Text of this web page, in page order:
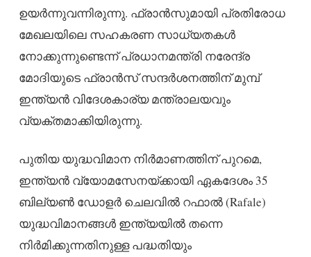
ഉയർന്നുവന്നിരുന്നു. ഫ്രാൻസുമായി പ്രതിരോധ
മേഖലയിലെ സഹകരണ സാധ്യതകൾ
നോക്കുന്നുണ്ടെന്ന് പ്രധാനമന്ത്രി നരേന്ദ്ര
മോദിയുടെ ഫ്രാൻസ് സന്ദർശനത്തിന് മുമ്പ്
ഇന്ത്യൻ വിദേശകാര്യ മന്ത്രാലയവും
വ്യക്തമാക്കിയിരുന്നു.
പുതിയ യുദ്ധവിമാന നിർമാണത്തിന് പുറമെ,
ഇന്ത്യൻ വ്യോമസേനയ്ക്കായി ഏകദേശം 35
ബില്യൺ ഡോളർ ചെലവിൽ റഫാൽ (Rafale)
യുദ്ധവിമാനങ്ങൾ ഇന്ത്യയിൽ തന്നെ
നിർമിക്കുന്നതിനുള്ള പദ്ധതിയും